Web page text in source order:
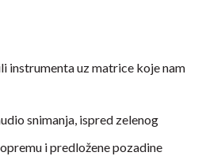
instrumenta uz matrice koje nam
snimanja, ispred zelenog
i predložene pozadine